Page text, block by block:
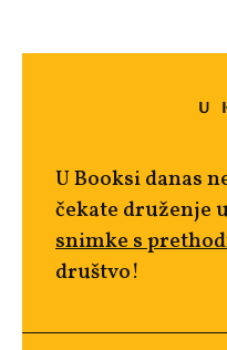
U
U Booksi danas
čekate druženje
snimke s
društvo!